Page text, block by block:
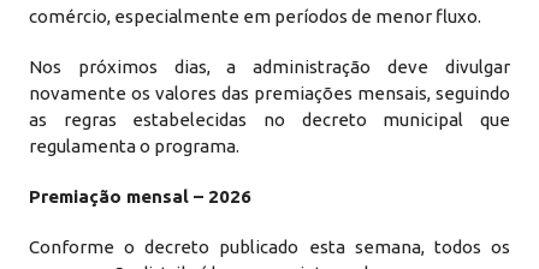
comércio, especialmente em períodos de menor fluxo.
Nos próximos dias, a administração deve divulgar
novamente os valores das premiações mensais, seguindo
as regras estabelecidas no decreto municipal que
regulamenta o programa.
Premiação mensal – 2026
Conforme o decreto publicado esta semana, todos os